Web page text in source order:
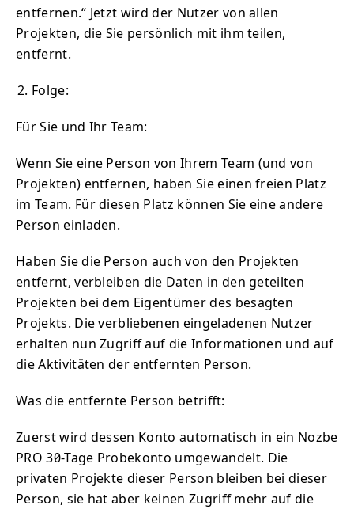
entfernen.“ Jetzt wird der Nutzer von allen
Projekten, die Sie persönlich mit ihm teilen,
entfernt.
Folge:
Für Sie und Ihr Team:
Wenn Sie eine Person von Ihrem Team (und von
Projekten) entfernen, haben Sie einen freien Platz
im Team. Für diesen Platz können Sie eine andere
Person einladen.
Haben Sie die Person auch von den Projekten
entfernt, verbleiben die Daten in den geteilten
Projekten bei dem Eigentümer des besagten
Projekts. Die verbliebenen eingeladenen Nutzer
erhalten nun Zugriff auf die Informationen und auf
die Aktivitäten der entfernten Person.
Was die entfernte Person betrifft:
Zuerst wird dessen Konto automatisch in ein Nozbe
PRO 30-Tage Probekonto umgewandelt. Die
privaten Projekte dieser Person bleiben bei dieser
Person, sie hat aber keinen Zugriff mehr auf die